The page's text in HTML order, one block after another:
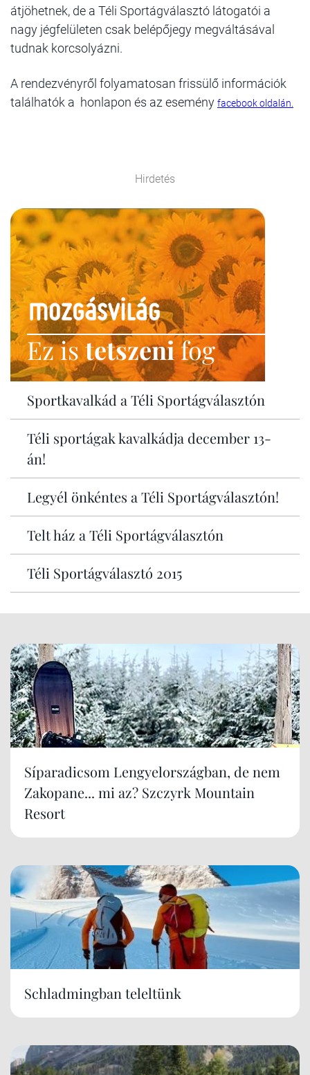
átjöhetnek, de a Téli Sportágválasztó látogatói a
nagy jégfelületen csak belépőjegy megváltásával
tudnak korcsolyázni.
A rendezvényről folyamatosan frissülő információk
találhatók a honlapon és az esemény facebook oldalán.
Hirdetés
Ez istetszenifog
Sportkavalkád a Téli Sportágválasztón
Téli sportágak kavalkádja december 13-
án!
Legyél önkéntes a Téli Sportágválasztón!
Telt ház a Téli Sportágválasztón
Téli Sportágválasztó 2015
Síparadicsom Lengyelországban, de nem
Zakopane... mi az? Szczyrk Mountain
Resort
Schladmingban teleltünk